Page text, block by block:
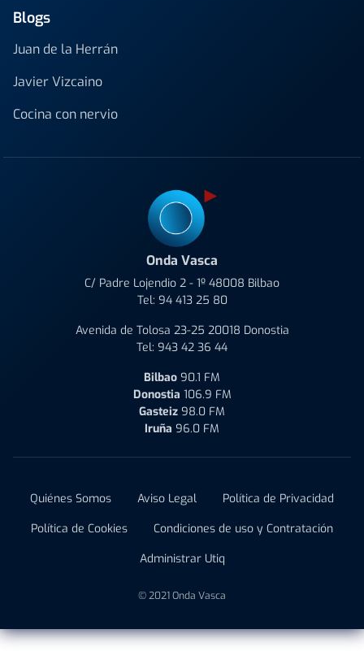
Blogs
Juan de la Herrán
Javier Vizcaino
Cocina con nervio
Onda Vasca
C/ Padre Lojendio 2 - 1º 48008 Bilbao
Tel: 94 413 25 80
Avenida de Tolosa 23-25 20018 Donostia
Tel: 943 42 36 44
Bilbao 90.1 FM
Donostia 106.9 FM
Gasteiz 98.0 FM
Iruña 96.0 FM
Quiénes Somos Aviso Legal
Política de Privacidad
Política de Cookies
Condiciones de uso y Contratación
Administrar Utiq
© 2021 Onda Vasca